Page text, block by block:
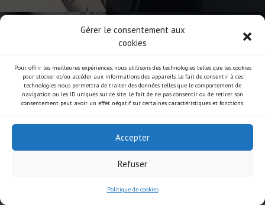
Gérer le consentement aux
cookies
Pour offrir les meilleures expériences, nous utilisons des technologies telles que les cookies
pour stocker et/ou accéder aux informations des appareils. Le fait de consentir à ces
technologies nous permettra de traiter des données telles que le comportement de
navigation ou les ID uniques sur ce site. Le fait de ne pas consentir ou de retirer son
consentement peut avoir un effet négatif sur certaines caractéristiques et fonctions.
Accepter
Refuser
Politique de cookies
ARTISANAT
ENTREPRISE
SCÈNE DE VIE
PORTRAIT DE FAMILLE